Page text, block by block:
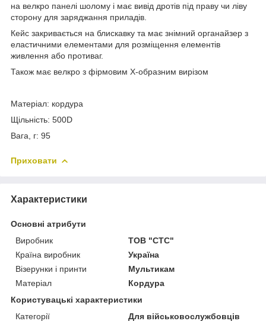
на велкро панелі шолому і має вивід дротів під праву чи ліву
сторону для заряджання приладів.
Кейс закривається на блискавку та має знімний органайзер з
еластичними елементами для розміщення елементів
живлення або противаг.
Також має велкро з фірмовим X-образним вирізом
Матеріал: кордура
Щільність: 500D
Вага, г: 95
Приховати
Характеристики
Основні атрибути
Виробник
ТОВ "СТС"
Країна виробник
Україна
Візерунки і принти
Мультикам
Матеріал
Кордура
Користувацькі характеристики
Категорії
Для військовослужбовців